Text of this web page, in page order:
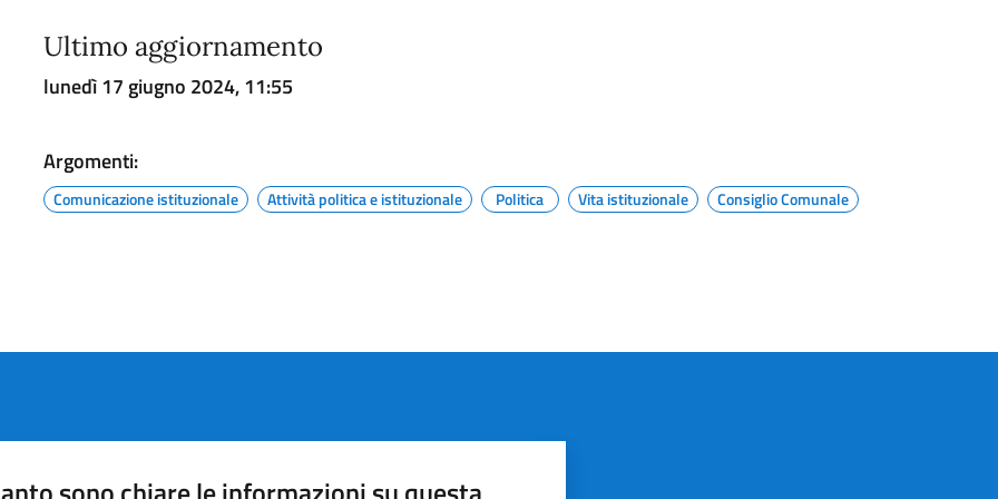
Ultimo aggiornamento
lunedì 17 giugno 2024, 11:55
Argomenti:
Comunicazione istituzionale Attività politica e istituzionale Politica Vita istituzionale Consiglio Comunale